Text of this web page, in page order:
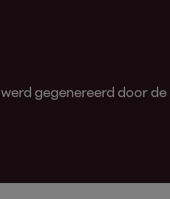
werd gegenereerd door de